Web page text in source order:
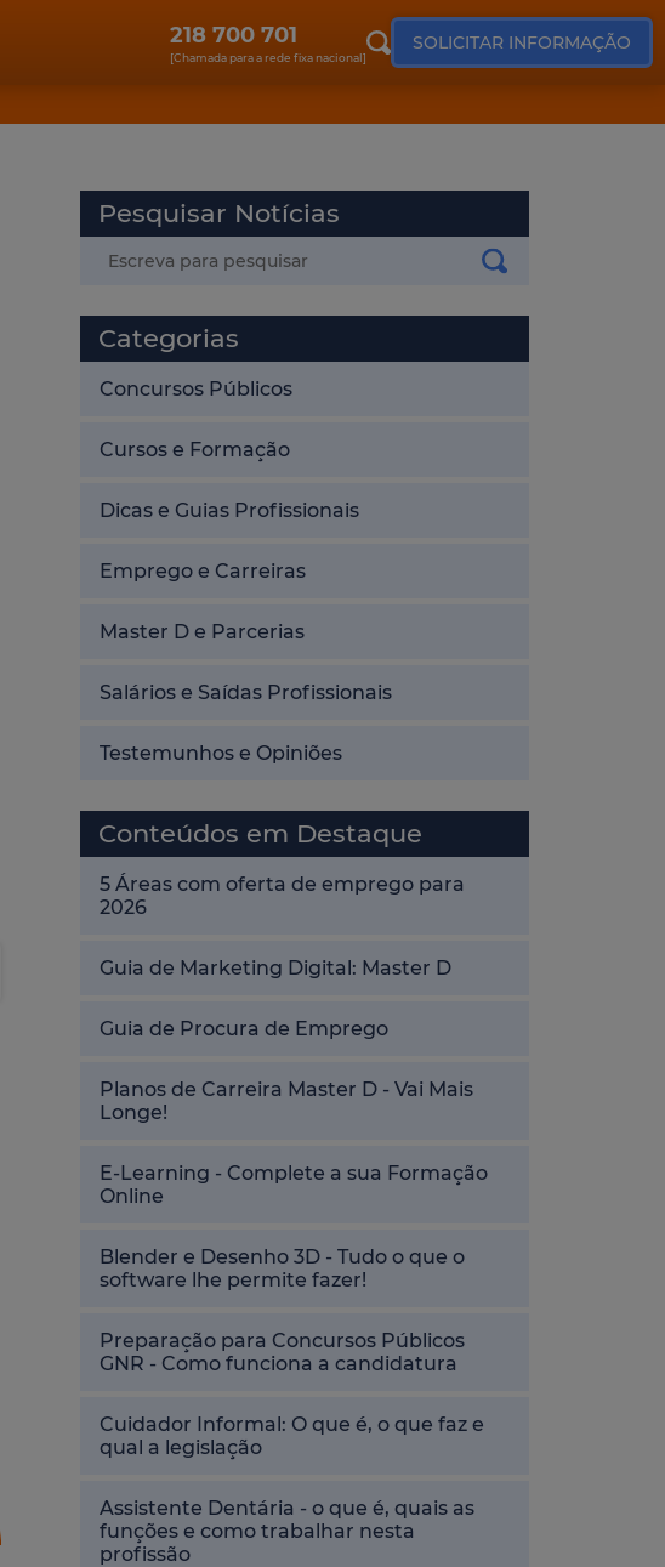
218 700 701
[Chamada para a rede fixa nacional]
SOLICITAR INFORMAÇÃO
Pesquisar Notícias
Categorias
Concursos Públicos
Cursos e Formação
Dicas e Guias Profissionais
Emprego e Carreiras
Master D e Parcerias
Salários e Saídas Profissionais
Testemunhos e Opiniões
Conteúdos em Destaque
5 Áreas com oferta de emprego para
2026
Guia de Marketing Digital: Master D
Guia de Procura de Emprego
Planos de Carreira Master D - Vai Mais
Longe!
E-Learning - Complete a sua Formação
Online
Blender e Desenho 3D - Tudo o que o
software lhe permite fazer!
Preparação para Concursos Públicos
GNR - Como funciona a candidatura
Cuidador Informal: O que é, o que faz e
qual a legislação
Assistente Dentária - o que é, quais as
funções e como trabalhar nesta
profissão